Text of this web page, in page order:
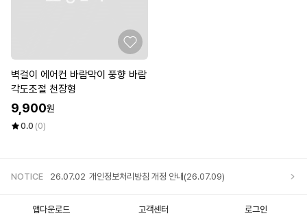
벽걸이 에어컨 바람막이 풍향 바람
각도조절 천장형
9,900원
0.0 (0)
NOTICE 26.07.02 개인정보처리방침 개정 안내(26.07.09)
앱다운로드 고객센터 로그인